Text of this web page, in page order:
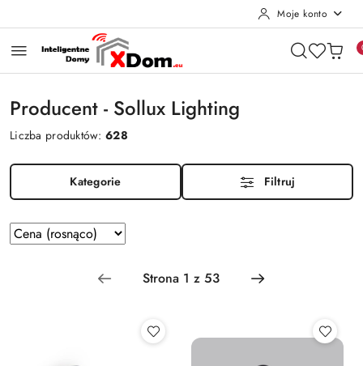
Moje konto
Producent - Sollux Lighting
Liczba produktów:628
Kategorie Filtruj
Zastosowano sortowanie: Cena (rosnąco).
Sortuj
według